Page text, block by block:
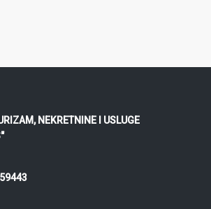
NEKRETNINE I USLUGE